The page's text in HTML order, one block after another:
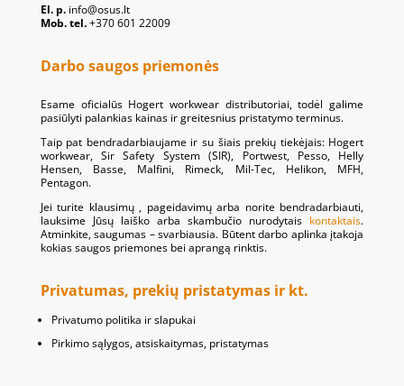
El. p.info@osus.lt
Mob. tel.+370 601 22009
Darbo saugos priemonės
Esame oficialūs Hogert workwear distributoriai, todėl galime
pasiūlyti palankias kainas ir greitesnius pristatymo terminus.
Taip pat bendradarbiaujame ir su šiais prekių tiekėjais: Hogert
workwear, Sir Safety System (SIR), Portwest, Pesso, Helly
Hensen, Basse, Malfini, Rimeck, Mil-Tec, Helikon, MFH,
Pentagon.
Jei turite klausimų , pageidavimų arba norite bendradarbiauti,
lauksime Jūsų laiško arba skambučio nurodytais kontaktais.
Atminkite, saugumas – svarbiausia. Būtent darbo aplinka įtakoja
kokias saugos priemones bei aprangą rinktis.
Privatumas, prekių pristatymas ir kt.
Privatumo politika ir slapukai
Pirkimo sąlygos, atsiskaitymas, pristatymas